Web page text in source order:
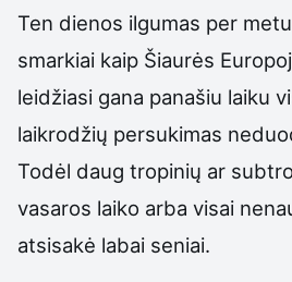
Ten dienos ilgumas per
smarkiai kaip Šiaurės
leidžiasi gana panašiu laiku
laikrodžių persukimas
Todėl daug tropinių ar
vasaros laiko arba visai
atsisakė labai seniai.